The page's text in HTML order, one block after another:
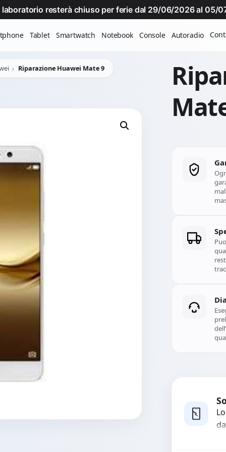
laboratorio resterà chiuso per ferie dal 29/06/2026 al 05/
Tablet Smartwatch Notebook Console Autoradio
Riparazione Huawei Mate 9